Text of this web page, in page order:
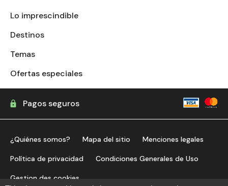
Lo imprescindible
Destinos
Temas
Ofertas especiales
Pagos seguros
¿Quiénes somos? Mapa del sitio Menciones legales
Política de privacidad Condiciones Generales de Uso
Gestion des cookies